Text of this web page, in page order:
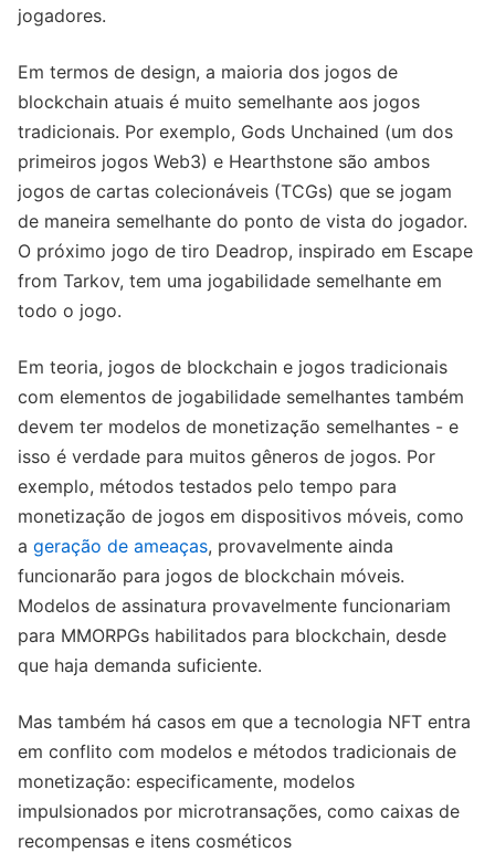
jogadores.
Em termos de design, a maioria dos jogos de
blockchain atuais é muito semelhante aos jogos
tradicionais. Por exemplo, Gods Unchained (um dos
primeiros jogos Web3) e Hearthstone são ambos
jogos de cartas colecionáveis (TCGs) que se jogam
de maneira semelhante do ponto de vista do jogador.
O próximo jogo de tiro Deadrop, inspirado em Escape
from Tarkov, tem uma jogabilidade semelhante em
todo o jogo.
Em teoria, jogos de blockchain e jogos tradicionais
com elementos de jogabilidade semelhantes também
devem ter modelos de monetização semelhantes - e
isso é verdade para muitos gêneros de jogos. Por
exemplo, métodos testados pelo tempo para
monetização de jogos em dispositivos móveis, como
a geração de ameaças, provavelmente ainda
funcionarão para jogos de blockchain móveis.
Modelos de assinatura provavelmente funcionariam
para MMORPGs habilitados para blockchain, desde
que haja demanda suficiente.
Mas também há casos em que a tecnologia NFT entra
em conflito com modelos e métodos tradicionais de
monetização: especificamente, modelos
impulsionados por microtransações, como caixas de
recompensas e itens cosméticos